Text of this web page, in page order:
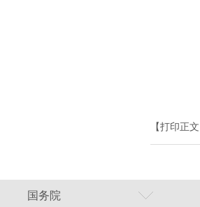
【打印正
国务院